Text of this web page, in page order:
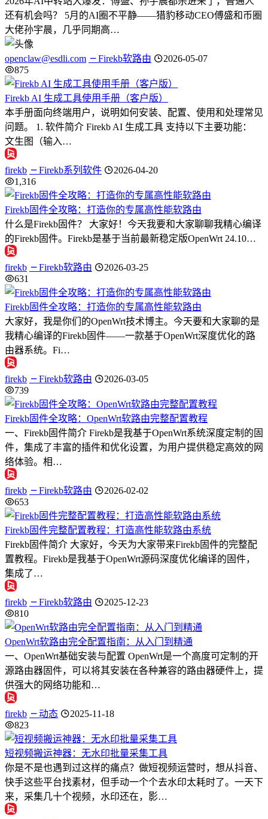
还有机会吗？ 5月的AI圈不平静——猎豹移动CEO傅盛和币圈
大佬孙宇晨，几乎同期高…
openclaw@esdli.com Firekb软路由
2026-05-07
875
Firekb AI 生成工具使用手册（客户版）
本手册面向终端用户，说明如何安装、配置、使用和处理常见
问题。 1. 软件简介 Firekb AI 生成工具 支持以下主要功能：
文生图（输入…
firekb Firekb系列软件
2026-04-20
1,316
Firekb固件全攻略：打造你的专属高性能软路由
什么是Firekb固件？ 大家好！今天我要和大家聊聊我精心编译
的Firekb固件。Firekb是基于当前最新稳定版OpenWrt 24.10…
firekb Firekb软路由
2026-03-25
631
Firekb固件全攻略：打造你的专属高性能软路由
大家好，我是你们的OpenWrt技术博主。今天要和大家聊的是
我精心编译的Firekb固件——一款基于OpenWrt深度优化的路
由器系统。Fi…
firekb Firekb软路由
2026-03-05
739
Firekb固件全攻略：OpenWrt软路由完整配置教程
一、Firekb固件简介 Firekb是我基于OpenWrt系统深度定制的固
件，集成了丰富的插件和优化设置，为用户提供稳定高效的网
络体验。相…
firekb Firekb软路由
2026-02-02
653
Firekb固件完整配置教程：打造高性能软路由系统
Firekb固件简介 大家好，今天为大家带来Firekb固件的完整配
置教程。Firekb是我基于OpenWrt源码深度优化编译的固件，
集成了…
firekb Firekb软路由
2025-12-23
810
OpenWrt软路由完全配置指南：从入门到精通
一、OpenWrt基础安装与配置 OpenWrt是一个高度可定制的开
源路由器固件，可以将其安装在各种兼容的路由器硬件上，提
供强大的网络功能和…
firekb 动态
2025-11-18
823
短视频搬运神器：无水印批量采集工具
你是不是也遇到过这样的痛点？做短视频运营时，想从抖音、
快手这些平台找素材，但手动一个个去水印太耗时了。一天下
来，采集几十个视频，水印还在，影…